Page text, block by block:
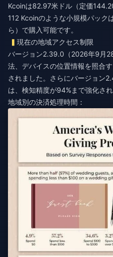
Kcoinは82.97米ドル（定価
112 Kcoinのような小規模パッ
ら）で購入可能です。
現在の地域アクセス制限
バージョン2.39.0（2026年9月
法、デバイスの位置情報を照合
されました。さらにバージョン
は、検知精度が94%まで強化され
地域別の決済処理時間：